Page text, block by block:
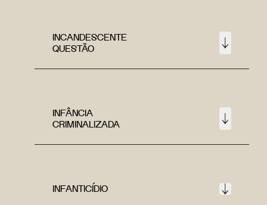
INCANDESCENTE
QUESTÃO
INFÂNCIA
CRIMINALIZADA
INFANTICÍDIO